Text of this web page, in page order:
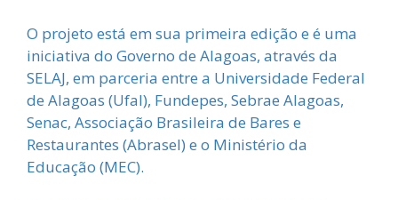
O projeto está em sua primeira edição e é uma
iniciativa do Governo de Alagoas, através da
SELAJ, em parceria entre a Universidade Federal
de Alagoas (Ufal), Fundepes, Sebrae Alagoas,
Senac, Associação Brasileira de Bares e
Restaurantes (Abrasel) e o Ministério da
Educação (MEC).